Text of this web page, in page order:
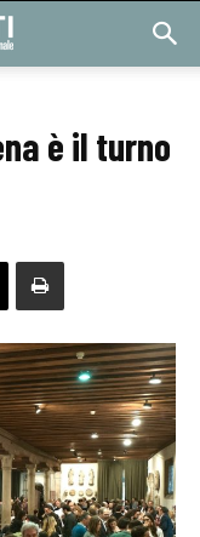
è il turno